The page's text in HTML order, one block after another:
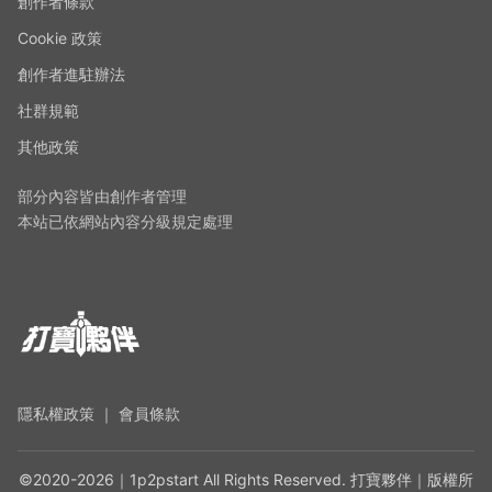
Cookie 政策
創作者進駐辦法
社群規範
其他政策
部分內容皆由創作者管理
本站已依網站內容分級規定處理
隱私權政策 ｜ 會員條款
©2020-2026｜1p2pstart All Rights Reserved. 打寶夥伴｜版權所